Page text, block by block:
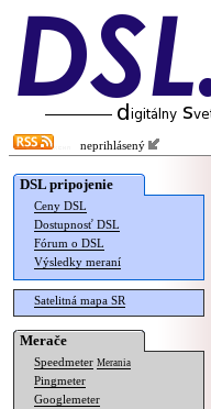
neprihlásený
DSL pripojenie
Ceny DSL
Dostupnosť DSL
Fórum o DSL
Výsledky meraní
Satelitná mapa SR
Merače
Speedmeter Merania
Pingmeter
Googlemeter